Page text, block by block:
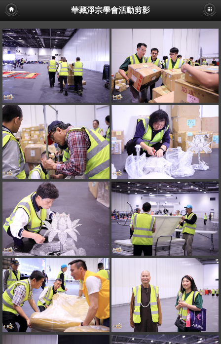
華藏淨宗學會活動剪影